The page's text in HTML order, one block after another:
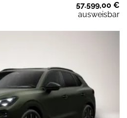
57.599,00 €
ausweisbar